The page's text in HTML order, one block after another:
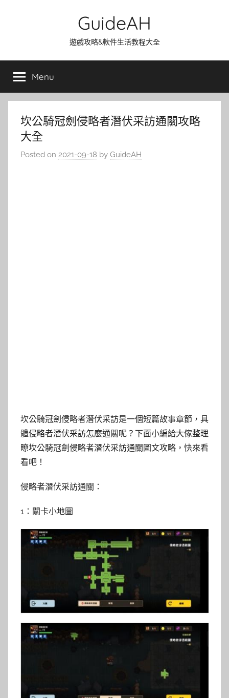
GuideAH
遊戲攻略&軟件生活教程大全
Menu
坎公騎冠劍侵略者潛伏采訪通關攻略
大全
Posted on 2021-09-18 by GuideAH
坎公騎冠劍侵略者潛伏采訪是一個短篇故事章節，具
體侵略者潛伏采訪怎麼通關呢？下面小編給大傢整理
瞭坎公騎冠劍侵略者潛伏采訪通關圖文攻略，快來看
看吧！
侵略者潛伏采訪通關：
1：關卡小地圖